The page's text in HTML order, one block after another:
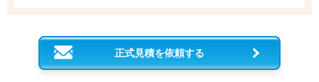
正式見積を依頼する